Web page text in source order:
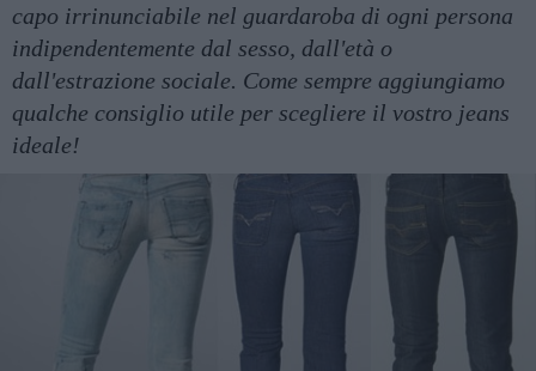
capo irrinunciabile nel guardaroba di ogni persona
indipendentemente dal sesso, dall'età o
dall'estrazione sociale. Come sempre aggiungiamo
qualche consiglio utile per scegliere il vostro jeans
ideale!